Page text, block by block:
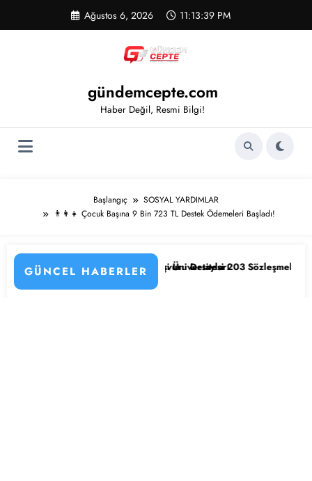
Ağustos 6, 2026 11:13:39 PM
gündemcepte.com
Haber Değil, Resmi Bilgi!
Başlangıç
SOSYAL YARDIMLAR
👨‍👩‍👧 Çocuk Başına 9 Bin 723 TL Destek Ödemeleri Başladı!
GÜNCEL HABERLER
ve Başvuru Detayları
Üniversitesi 203 Sözleşmeli Personel Alımı Başladı! İşte
📰 KPSS’li ve